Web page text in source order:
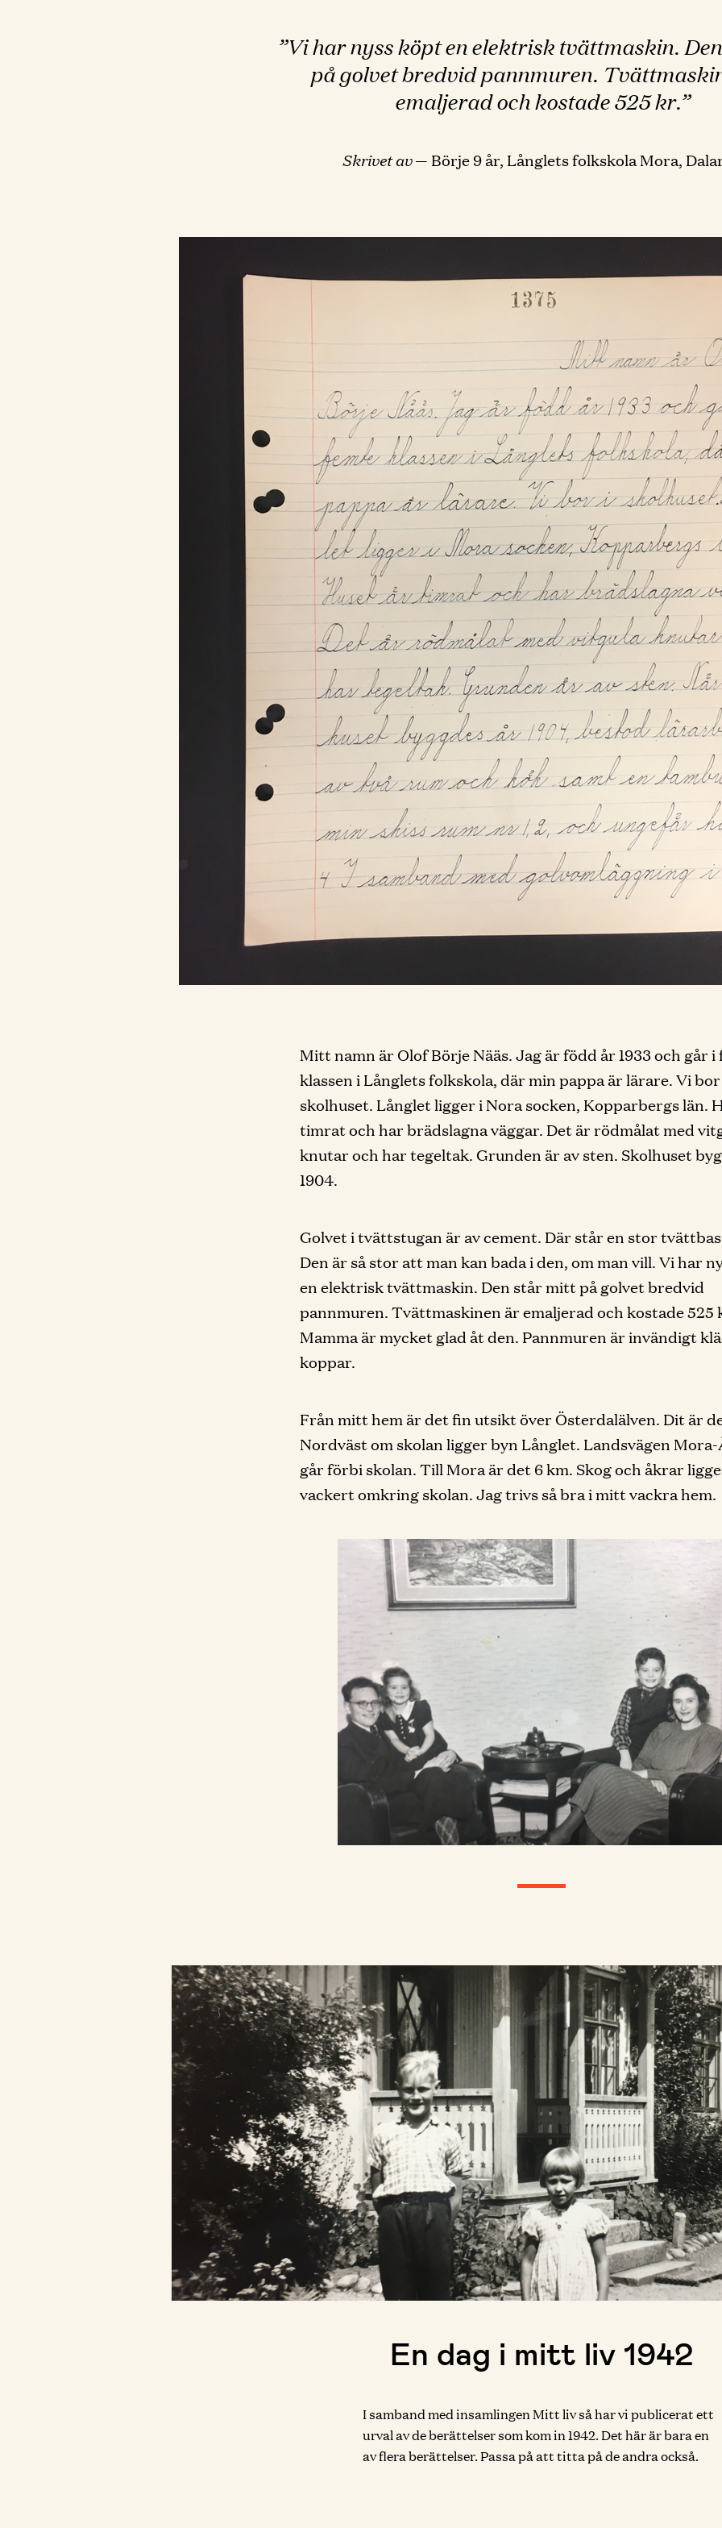
”Vi har nyss köpt en elektrisk tvättmaskin.
på golvet bredvid pannmuren.
emaljerad och kostade 525 kr.”
Skrivet av— Börje 9 år, Långlets folkskola Mora,
Mitt namn är Olof Börje Nääs. Jag är född år 1933 och går i
klassen i Långlets folkskola, där min pappa är lärare. Vi
skolhuset. Långlet ligger i Nora socken, Kopparbergs län.
timrat och har brädslagna väggar. Det är rödmålat med
knutar och har tegeltak. Grunden är av sten. Skolhuset
1904.
Golvet i tvättstugan är av cement. Där står en stor
Den är så stor att man kan bada i den, om man vill. Vi har
en elektrisk tvättmaskin. Den står mitt på golvet bredvid
pannmuren. Tvättmaskinen är emaljerad och kostade 525
Mamma är mycket glad åt den. Pannmuren är invändigt
koppar.
Från mitt hem är det fin utsikt över Österdalälven. Dit är
Nordväst om skolan ligger byn Långlet. Landsvägen
går förbi skolan. Till Mora är det 6 km. Skog och åkrar
vackert omkring skolan. Jag trivs så bra i mitt vackra hem.
En dag i mitt liv 1942
I samband med insamlingen Mitt liv så har vi publicerat ett
urval av de berättelser som kom in 1942. Det här är bara en
av flera berättelser. Passa på att titta på de andra också.